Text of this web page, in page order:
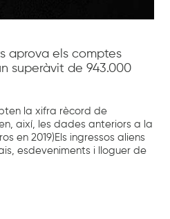
aprova els comptes
superàvit de 943.000
la xifra rècord de
així, les dades anteriors a la
en 2019)Els ingressos aliens
esdeveniments i lloguer de